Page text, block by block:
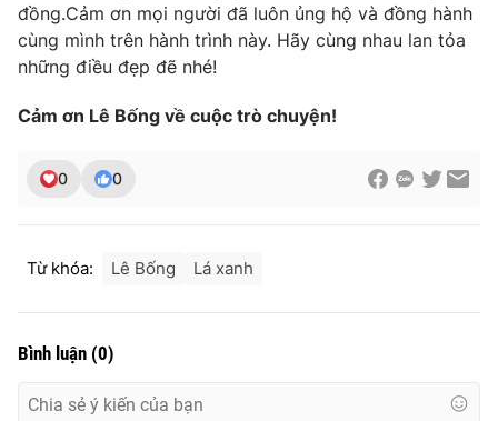
đồng.Cảm ơn mọi người đã luôn ủng hộ và đồng hành
cùng mình trên hành trình này. Hãy cùng nhau lan tỏa
những điều đẹp đẽ nhé!
Cảm ơn Lê Bống về cuộc trò chuyện!
0 0
Từ khóa: Lê Bống Lá xanh
Bình luận (0)